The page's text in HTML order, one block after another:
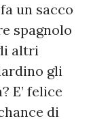
un sacco
spagnolo
altri
gli
E’ felice
di